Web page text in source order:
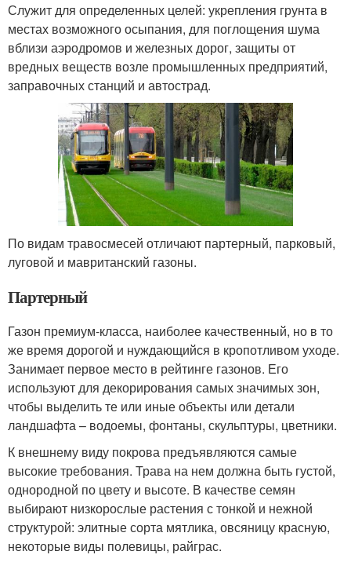
Служит для определенных целей: укрепления грунта в
местах возможного осыпания, для поглощения шума
вблизи аэродромов и железных дорог, защиты от
вредных веществ возле промышленных предприятий,
заправочных станций и автострад.
По видам травосмесей отличают партерный, парковый,
луговой и мавританский газоны.
Партерный
Газон премиум-класса, наиболее качественный, но в то
же время дорогой и нуждающийся в кропотливом уходе.
Занимает первое место в рейтинге газонов. Его
используют для декорирования самых значимых зон,
чтобы выделить те или иные объекты или детали
ландшафта – водоемы, фонтаны, скульптуры, цветники.
К внешнему виду покрова предъявляются самые
высокие требования. Трава на нем должна быть густой,
однородной по цвету и высоте. В качестве семян
выбирают низкорослые растения с тонкой и нежной
структурой: элитные сорта мятлика, овсяницу красную,
некоторые виды полевицы, райграс.